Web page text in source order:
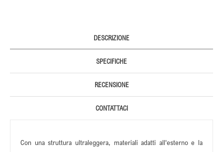
DESCRIZIONE
SPECIFICHE
RECENSIONE
CONTATTACI
Con una struttura ultraleggera, materiali adatti all'esterno e la